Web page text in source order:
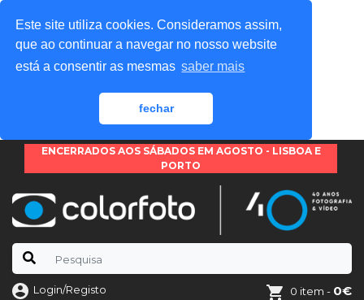
Este site utiliza cookies. Consideramos assim,
que ao continuar a navegar no nosso website
está a consentir as mesmas saber mais
fechar
ENCERRADOS AOS SÁBADOS EM AGOSTO - LISBOA E
PORTO
Login/Registo 0 item - 0€